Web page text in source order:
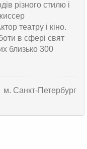
різного стилю і
театру і кіно.
в сфері свят
близько 300
м. Санкт-Петербург